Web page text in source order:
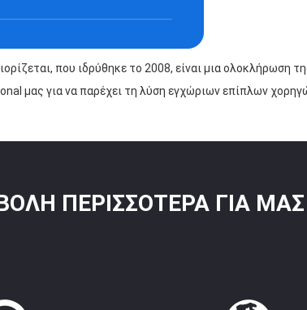
που ιδρύθηκε το 2008, είναι μια ολοκλήρωση
μας για να παρέχει τη λύση εγχώριων επίπλων
ΠΕΡΙΣΣΌΤΕΡΑ ΓΙΑ ΜΑΣ